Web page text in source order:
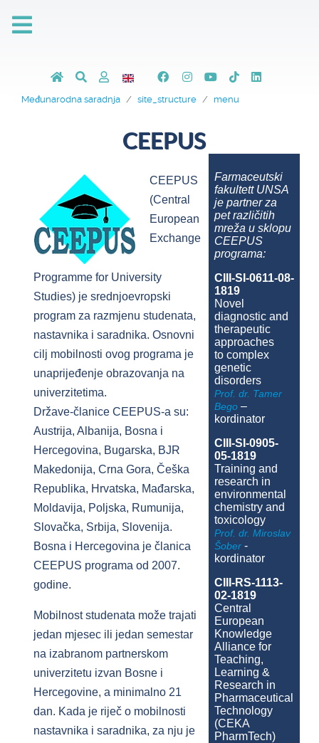
Međunarodna saradnja site_structure menu
CEEPUS
CEEPUS
(Central
European
Exchange
Programme for University
Studies) je srednjoevropski
program za razmjenu studenata,
nastavnika i saradnika. Osnovni
cilj mobilnosti ovog programa je
unaprijeđenje obrazovanja na
univerzitetima.
Države-članice CEEPUS-a su:
Austrija, Albanija, Bosna i
Hercegovina, Bugarska, BJR
Makedonija, Crna Gora, Češka
Republika, Hrvatska, Mađarska,
Moldavija, Poljska, Rumunija,
Slovačka, Srbija, Slovenija.
Bosna i Hercegovina je članica
CEEPUS programa od 2007.
godine.
Mobilnost studenata može trajati
jedan mjesec ili jedan semestar
na izabranom partnerskom
univerzitetu izvan Bosne i
Hercegovine, a minimalno 21
dan. Kada je riječ o mobilnosti
nastavnika i saradnika, za nju je
Farmaceutski
fakultett UNSA
je partner za
pet različitih
mreža u sklopu
CEEPUS
programa:
CIII-SI-0611-08-
1819
Novel
diagnostic and
therapeutic
approaches
to complex
genetic
disorders
Prof. dr. Tamer
Bego –
kordinator
CIII-SI-0905-
05-1819
Training and
research in
environmental
chemistry and
toxicology
Prof. dr. Miroslav
Šober -
kordinator
CIII-RS-1113-
02-1819
Central
European
Knowledge
Alliance for
Teaching,
Learning &
Research in
Pharmaceutical
Technology
(CEKA
PharmTech)